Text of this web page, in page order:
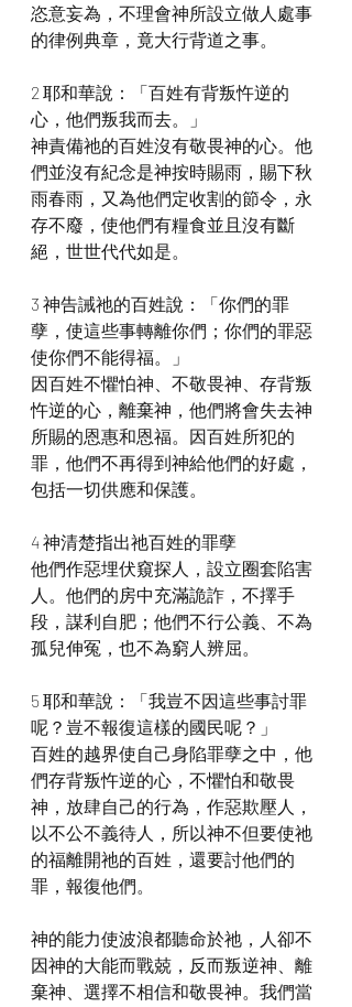
恣意妄為，不理會神所設立做人處事
的律例典章，竟大行背道之事。
2 耶和華說：「百姓有背叛忤逆的
心，他們叛我而去。」
神責備祂的百姓沒有敬畏神的心。他
們並沒有紀念是神按時賜雨，賜下秋
雨春雨，又為他們定收割的節令，永
存不廢，使他們有糧食並且沒有斷
絕，世世代代如是。
3 神告誡祂的百姓說：「你們的罪
孽，使這些事轉離你們；你們的罪惡
使你們不能得福。」
因百姓不懼怕神、不敬畏神、存背叛
忤逆的心，離棄神，他們將會失去神
所賜的恩惠和恩福。因百姓所犯的
罪，他們不再得到神給他們的好處，
包括一切供應和保護。
4 神清楚指出祂百姓的罪孽
他們作惡埋伏窺探人，設立圈套陷害
人。他們的房中充滿詭詐，不擇手
段，謀利自肥；他們不行公義、不為
孤兒伸冤，也不為窮人辨屈。
5 耶和華說：「我豈不因這些事討罪
呢？豈不報復這樣的國民呢？」
百姓的越界使自己身陷罪孽之中，他
們存背叛忤逆的心，不懼怕和敬畏
神，放肆自己的行為，作惡欺壓人，
以不公不義待人，所以神不但要使祂
的福離開祂的百姓，還要討他們的
罪，報復他們。
神的能力使波浪都聽命於祂，人卻不
因神的大能而戰兢，反而叛逆神、離
棄神、選擇不相信和敬畏神。我們當